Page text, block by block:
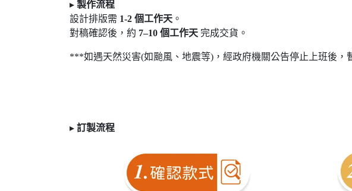
▸ 製作流程
設計排版需 1-2 個工作天 。
對稿確認後，約 7–10 個工作天 完成交貨。
***如遇天然災害(如颱風、地震等)，經政府機關公告停止上班後，
▸ 訂製流程